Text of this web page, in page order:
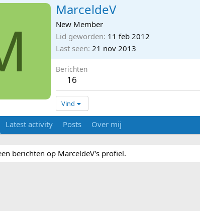
MarceldeV
New Member
Lid geworden 11 feb 2012
Last seen 21 nov 2013
Berichten
16
Vind
Latest activity Posts Over mij
berichten op MarceldeV's profiel.